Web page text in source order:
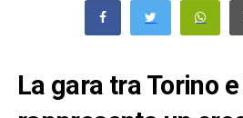
La gara tra Torino